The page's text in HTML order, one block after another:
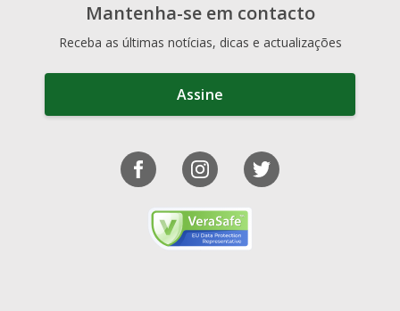
Mantenha-se em contacto
Receba as últimas notícias, dicas e actualizações
Assine